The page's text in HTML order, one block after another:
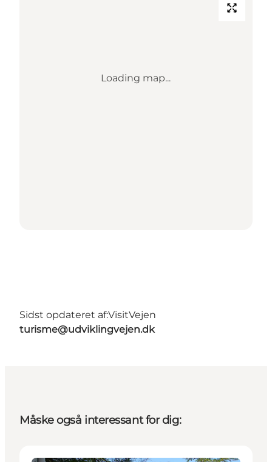
Loading map...
Sidst opdateret af:VisitVejen
turisme@udviklingvejen.dk
Måske også interessant for dig: